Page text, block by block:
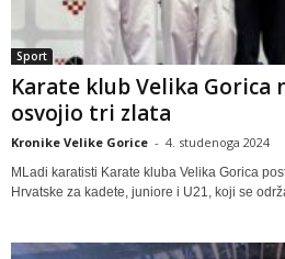
Sport
Karate klub Velika Gorica
osvojio tri zlata
Kronike Velike Gorice - 4. studenoga 2024
MLadi karatisti Karate kluba Velika Gorica
Hrvatske za kadete, juniore i U21, koji se